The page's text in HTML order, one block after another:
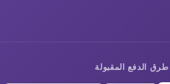
طرق الدفع المقبولة